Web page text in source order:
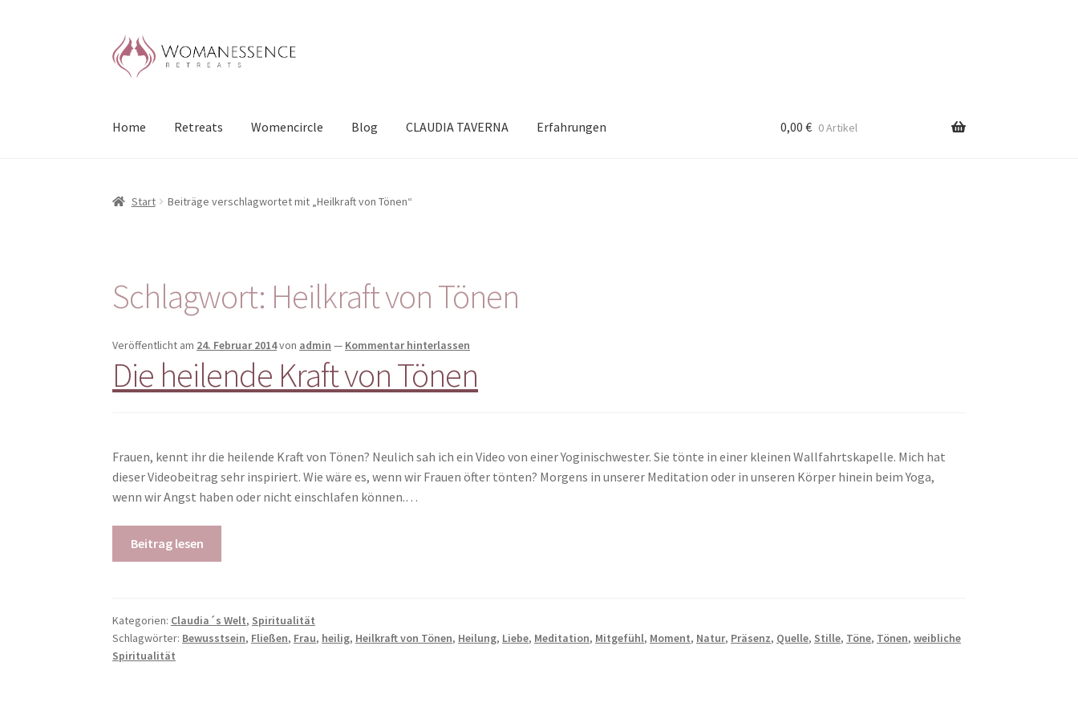
Zur
Navigation
springen
Zum
Inhalt
springen
Home Retreats Womencircle Blog CLAUDIA TAVERNA Erfahrungen 0,00 € 0 Artikel
Start Beiträge verschlagwortet mit „Heilkraft von Tönen“
Schlagwort: Heilkraft von Tönen
Veröffentlicht am 24. Februar 2014von admin — Kommentar hinterlassen
Die heilende Kraft von Tönen
Frauen, kennt ihr die heilende Kraft von Tönen? Neulich sah ich ein Video von einer Yoginischwester. Sie tönte in einer kleinen Wallfahrtskapelle. Mich hat
dieser Videobeitrag sehr inspiriert. Wie wäre es, wenn wir Frauen öfter tönten? Morgens in unserer Meditation oder in unseren Körper hinein beim Yoga,
wenn wir Angst haben oder nicht einschlafen können.…
Beitrag lesen
Kategorien: Claudia´s Welt, Spiritualität
Schlagwörter: Bewusstsein, Fließen, Frau, heilig, Heilkraft von Tönen, Heilung, Liebe, Meditation, Mitgefühl, Moment, Natur, Präsenz, Quelle, Stille, Töne, Tönen,weibliche
Spiritualität